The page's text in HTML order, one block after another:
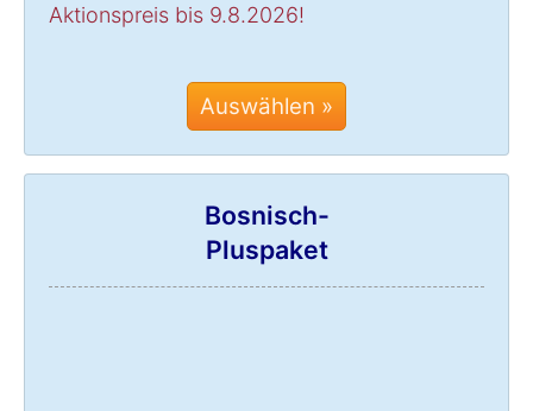
Aktionspreis bis 9.8.2026!
Auswählen »
Bosnisch-
Pluspaket